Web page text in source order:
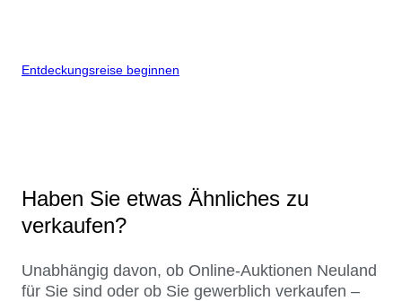
Entdeckungsreise beginnen
Haben Sie etwas Ähnliches zu
verkaufen?
Unabhängig davon, ob Online-Auktionen Neuland
für Sie sind oder ob Sie gewerblich verkaufen –